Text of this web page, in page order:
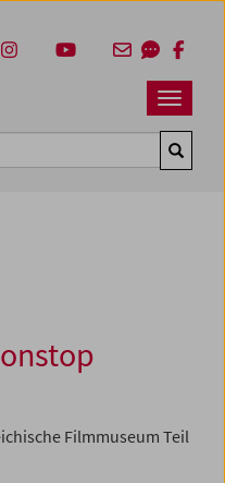
Navbar
Filmmuseum Teil